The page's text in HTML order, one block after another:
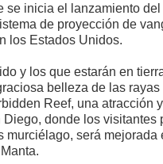
se inicia el lanzamiento
de proyección de
los Estados Unidos.
y los que estarán en
belleza de las rayas
Reef, una atracción
donde los visitantes
murciélago, será mejorada